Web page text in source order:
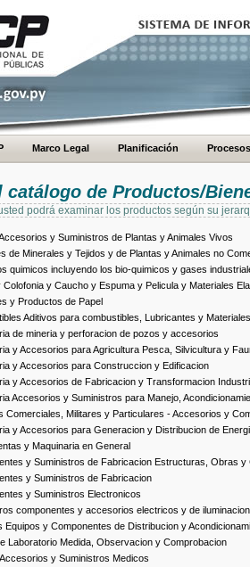
Marco Legal Planificación Procesos
catálogo de Productos/
podrá examinar los productos según su
y Suministros de Plantas y Animales Vivos
de Minerales y Tejidos y de Plantas y Animales no
quimicos incluyendo los bio-quimicos y gases
Colofonia y Caucho y Espuma y Pelicula y Materiales
y Productos de Papel
Aditivos para combustibles, Lubricantes y
de mineria y perforacion de pozos y accesorios
y Accesorios para Agricultura Pesca, Silvicultura y
y Accesorios para Construccion y Edificacion
y Accesorios de Fabricacion y Transformacion
Accesorios y Suministros para Manejo,
Comerciales, Militares y Particulares - Accesorios y
y Accesorios para Generacion y Distribucion de
y Maquinaria en General
y Suministros de Fabricacion Estructuras, Obras
y Suministros de Fabricacion
y Suministros Electronicos
componentes y accesorios electricos y de iluminacion
Equipos y Componentes de Distribucion y
Laboratorio Medida, Observacion y Comprobacion
y Suministros Medicos